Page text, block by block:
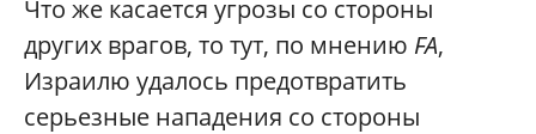
Что же касается угрозы со стороны
других врагов, то тут, по мнению FA,
Израилю удалось предотвратить
серьезные нападения со стороны